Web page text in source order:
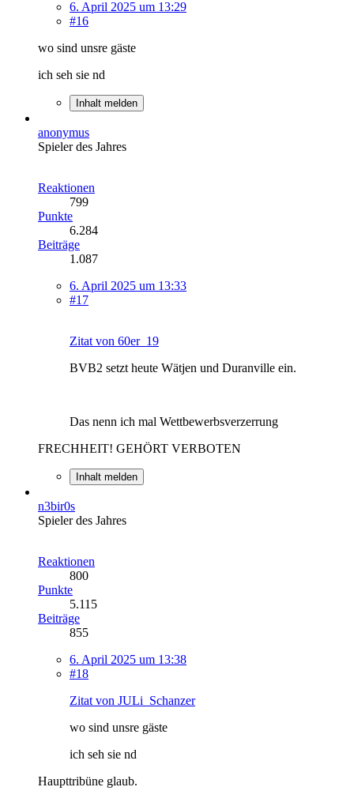
6. April 2025 um 13:29
#16
wo sind unsre gäste
ich seh sie nd
Inhalt melden
anonymus
Spieler des Jahres
Reaktionen
799
Punkte
6.284
Beiträge
1.087
6. April 2025 um 13:33
#17
Zitat von 60er_19
BVB2 setzt heute Wätjen und Duranville ein.
Das nenn ich mal Wettbewerbsverzerrung
FRECHHEIT! GEHÖRT VERBOTEN
Inhalt melden
n3bir0s
Spieler des Jahres
Reaktionen
800
Punkte
5.115
Beiträge
855
6. April 2025 um 13:38
#18
Zitat von JULi_Schanzer
wo sind unsre gäste
ich seh sie nd
Haupttribüne glaub.